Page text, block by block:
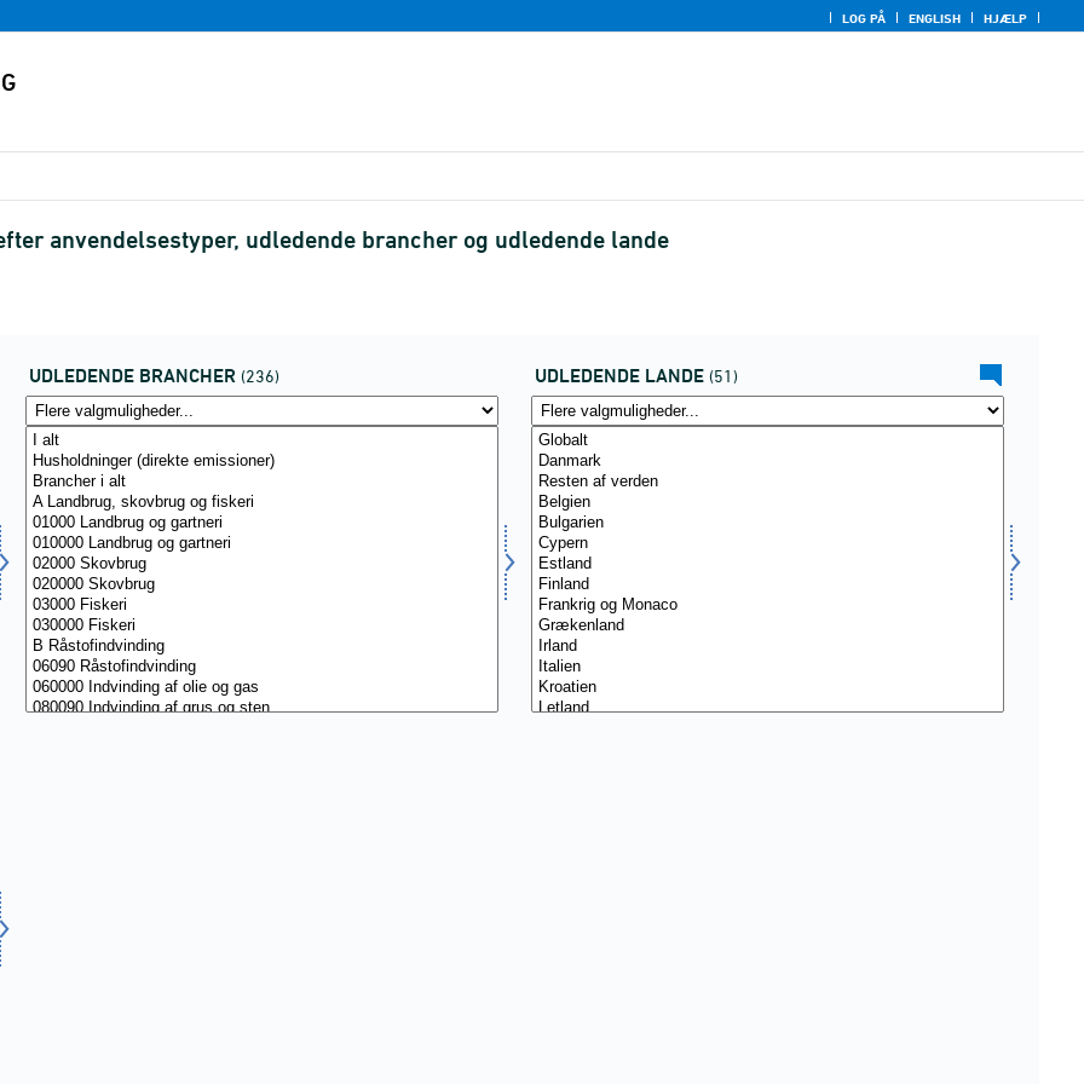
LOG PÅ ENGLISH HJÆLP
anvendelsestyper, udledende brancher og udledende lande
UDLEDENDE BRANCHER (236) UDLEDENDE LANDE (51)